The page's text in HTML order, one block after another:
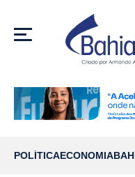
MENU
POLÍTICAECONOMIA